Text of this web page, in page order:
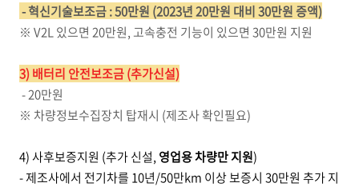
- 혁신기술보조금 : 50만원 (2023년 20만원 대비 30만원 증액)
※ V2L 있으면 20만원, 고속충전 기능이 있으면 30만원 지원
3) 배터리 안전보조금 (추가신설)
- 20만원
※ 차량정보수집장치 탑재시 (제조사 확인필요)
4) 사후보증지원 (추가 신설, 영업용 차량만 지원)
- 제조사에서 전기차를 10년/50만km 이상 보증시 30만원 추가 지